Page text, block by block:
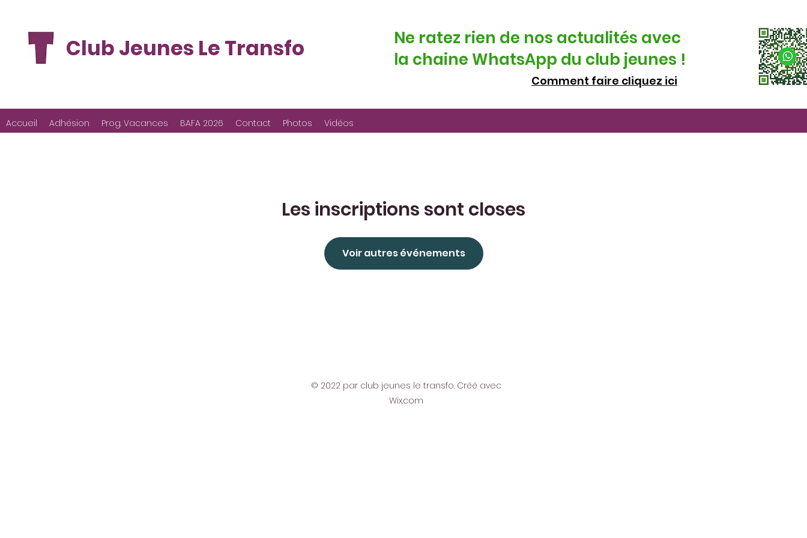
Club Jeunes Le Transfo
Ne ratez rien de nos actualités avec
la chaine WhatsApp du club jeunes !
Comment faire cliquez ici
Accueil Adhésion Prog. Vacances BAFA 2026 Contact Photos Vidéos
Les inscriptions sont closes
Voir autres événements
© 2022 par club jeunes le transfo. Créé avec
Wix.com